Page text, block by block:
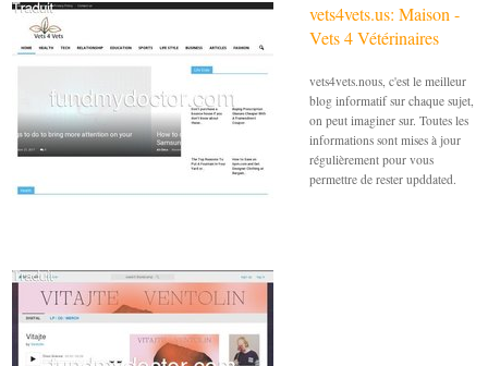
vets4vets.us: Maison -
Vets 4 Vétérinaires
vets4vets.nous, c'est le meilleur
blog informatif sur chaque sujet,
on peut imaginer sur. Toutes les
informations sont mises à jour
régulièrement pour vous
permettre de rester upddated.